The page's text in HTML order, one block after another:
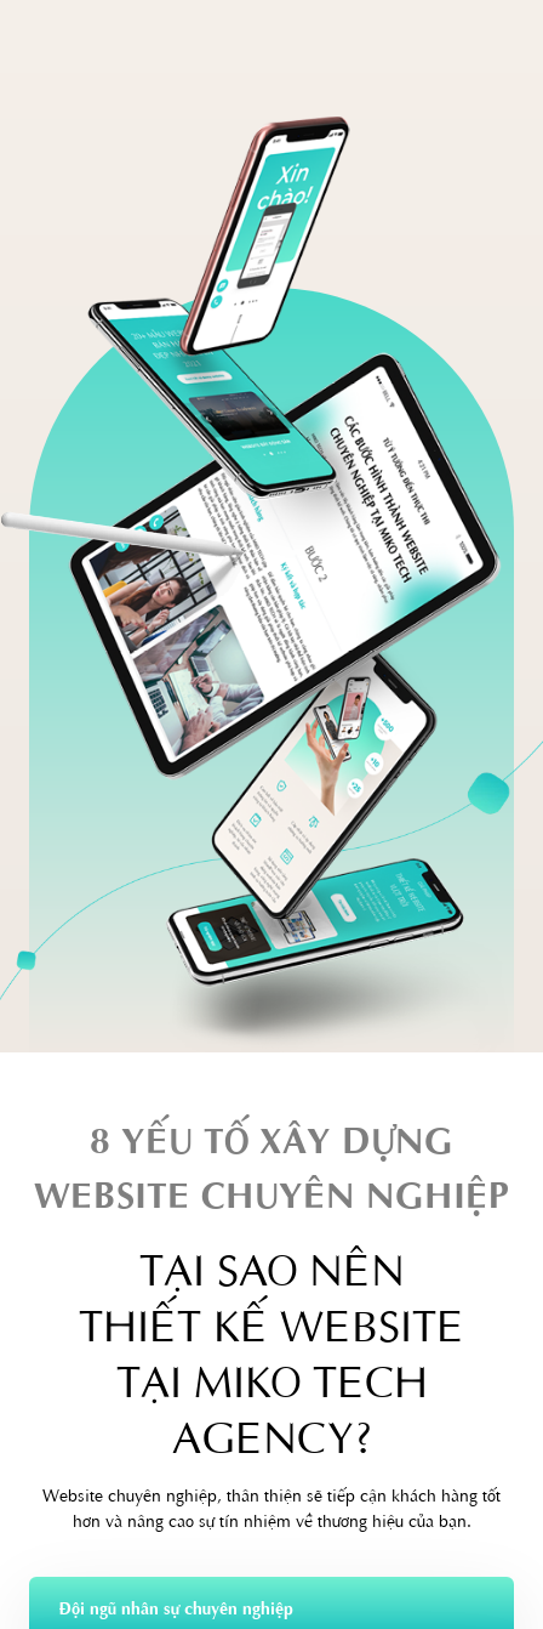
8 YẾU TỐ XÂY DỰNG
WEBSITE CHUYÊN NGHIỆP
TẠI SAO NÊN
THIẾT KẾ WEBSITE
TẠI MIKO TECH
AGENCY?
Website chuyên nghiệp, thân thiện sẽ tiếp cận khách hàng tốt
hơn và nâng cao sự tín nhiệm về thương hiệu của bạn.
Đội ngũ nhân sự chuyên nghiệp